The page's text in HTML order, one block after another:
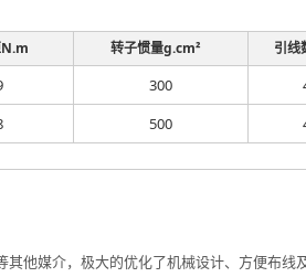
转子惯量g.cm² 引线
300
500
他媒介，极大的优化了机械设计、方便布